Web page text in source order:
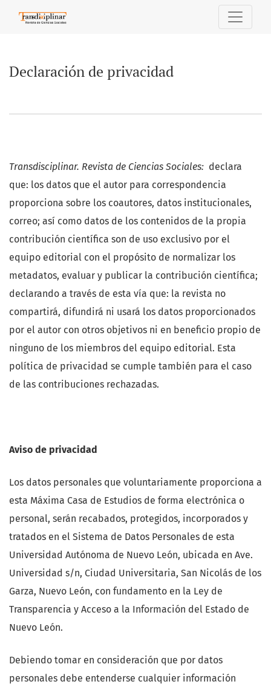
Declaración de privacidad
Transdisciplinar. Revista de Ciencias Sociales: declara
que: los datos que el autor para correspondencia
proporciona sobre los coautores, datos institucionales,
correo; así como datos de los contenidos de la propia
contribución científica son de uso exclusivo por el
equipo editorial con el propósito de normalizar los
metadatos, evaluar y publicar la contribución científica;
declarando a través de esta vía que: la revista no
compartirá, difundirá ni usará los datos proporcionados
por el autor con otros objetivos ni en beneficio propio de
ninguno de los miembros del equipo editorial. Esta
política de privacidad se cumple también para el caso
de las contribuciones rechazadas.
Aviso de privacidad
Los datos personales que voluntariamente proporciona a
esta Máxima Casa de Estudios de forma electrónica o
personal, serán recabados, protegidos, incorporados y
tratados en el Sistema de Datos Personales de esta
Universidad Autónoma de Nuevo León, ubicada en Ave.
Universidad s/n, Ciudad Universitaria, San Nicolás de los
Garza, Nuevo León, con fundamento en la Ley de
Transparencia y Acceso a la Información del Estado de
Nuevo León.
Debiendo tomar en consideración que por datos
personales debe entenderse cualquier información